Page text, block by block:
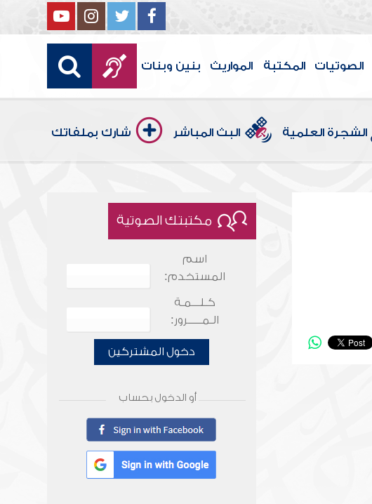
الصوتيات المكتبة المواريث بنين وبنات
الشجرة العلمية البث المباشر شارك بملفاتك
مكتبتك الصوتية
اسم
المستخدم:
كـلـــمـة
الـمـــــرور:
دخول المشتركين
أو الدخول بحساب